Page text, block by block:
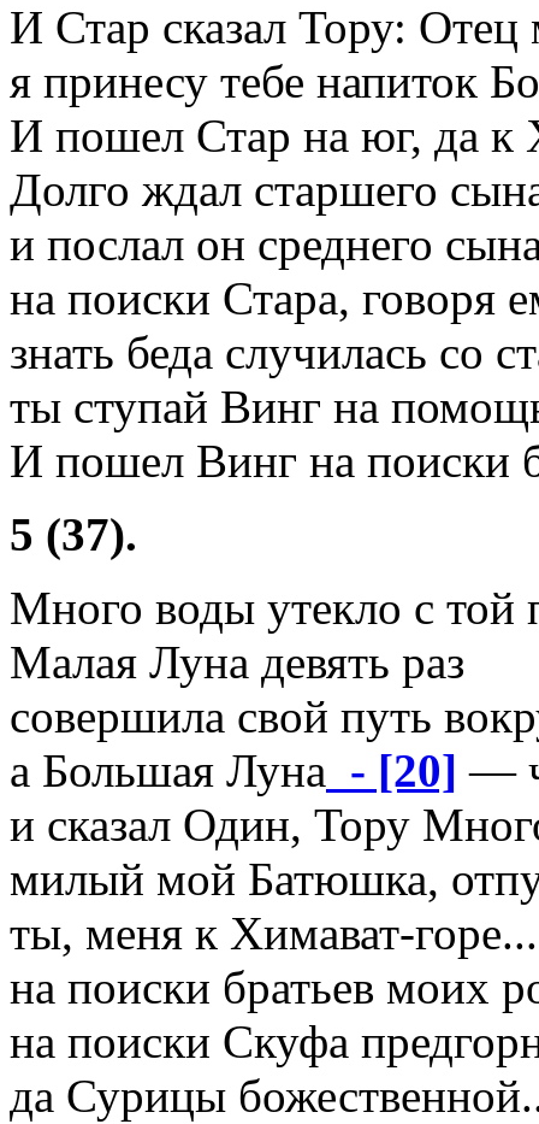
И Стар сказал Тору:
я принесу тебе напиток
И пошел Стар на юг, да к
Долго ждал старшего
и послал он среднего
на поиски Стара, говоря
знать беда случилась со
ты ступай Винг на
И пошел Винг на поиски
5 (37).
Много воды утекло с
Малая Луна девять раз
совершила свой путь
а Большая Луна - [20] —
и сказал Один, Тору
милый мой Батюшка,
ты, меня к Химават-горе...
на поиски братьев моих
на поиски Скуфа
да Сурицы